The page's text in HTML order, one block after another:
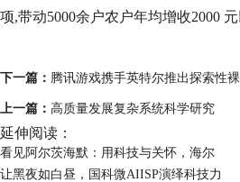
项,带动5000余户农户年均增收2000
下一篇： 腾讯游戏携手英特尔推出探索性
上一篇： 高质量发展复杂系统科学研究
延伸阅读：
看见阿尔茨海默：用科技与关怀，海尔
让黑夜如白昼，国科微AIISP演绎科技力